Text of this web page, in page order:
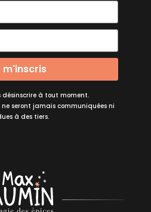
m'inscris
désinscrire à tout moment.
ne seront jamais communiquées ni
à des tiers.